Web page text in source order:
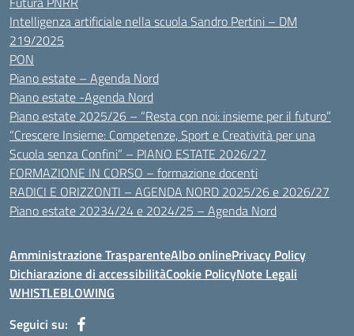
Intelligenza artificiale nella scuola Sandro Pertini – DM
219/2025
PON
Piano estate – Agenda Nord
Piano estate -Agenda Nord
Piano estate 2025/26 – “Resta con noi: insieme per il futuro”
“Crescere Insieme: Competenze, Sport e Creatività per una
Scuola senza Confini” – PIANO ESTATE 2026/27
FORMAZIONE IN CORSO – formazione docenti
RADICI E ORIZZONTI – AGENDA NORD 2025/26 e 2026/27
Piano estate 20234/24 e 2024/25 – Agenda Nord
Amministrazione TrasparenteAlbo onlinePrivacy Policy
Dichiarazione di accessibilitàCookie PolicyNote Legali
WHISTLEBLOWING
Seguici su: